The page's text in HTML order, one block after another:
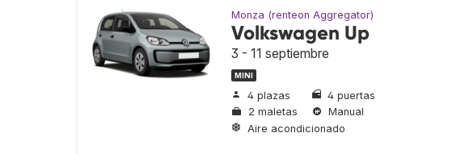
Monza (renteon Aggregator)
Volkswagen Up
3 - 11 septiembre
MINI
4 plazas
4 puertas
2 maletas
Manual
Aire acondicionado